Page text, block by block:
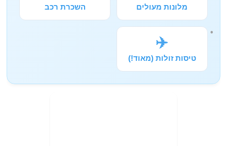
מלונות מעולים השכרת רכב
✈️
טיסות זולות (מאוד!)